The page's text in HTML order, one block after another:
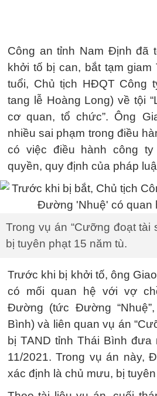
Công an tỉnh Nam Định đã
khởi tố bị can, bắt tạm
tuổi, Chủ tịch HĐQT Công
tang lễ Hoàng Long) về tội
cơ quan, tổ chức”. Ông
nhiều sai phạm trong điều
có việc điều hành công ty
quyền, quy định của pháp
Trong vụ án “Cưỡng đoạt tài
bị tuyên phạt 15 năm tù.
Trước khi bị khởi tố, ông
có mối quan hệ với vợ
Đường (tức Đường
Bình) và liên quan vụ án
bị TAND tỉnh Thái Bình
11/2021. Trong vụ án này,
xác định là chủ mưu, bị